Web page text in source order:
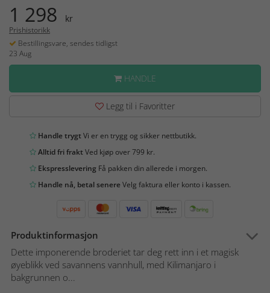
1 298 kr
Prishistorikk
Bestillingsvare, sendes tidligst
23 Aug
HANDLE
Legg til i Favoritter
Handle trygtVi er en trygg og sikker nettbutikk.
Alltid fri fraktVed kjøp over 799 kr.
Ekspresslevering Få pakken din allerede i morgen.
Handle nå, betal senereVelg faktura eller konto i kassen.
Produktinformasjon
Dette imponerende broderiet tar deg rett inn i et magisk
øyeblikk ved savannens vannhull, med Kilimanjaro i
bakgrunnen o...